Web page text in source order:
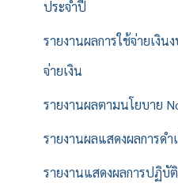
ประจำปี
รายงานผลการใช้จ่ายเงิ
จ่ายเงิน
รายงานผลตามนโยบาย
รายงานผลแสดงผลการด
รายงานแสดงผลการปฏิบั